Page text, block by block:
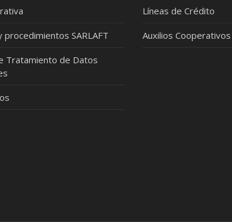
procedimientos SARLAFT
Tratamiento de Datos
Líneas de Crédito
Auxilios Cooperativos